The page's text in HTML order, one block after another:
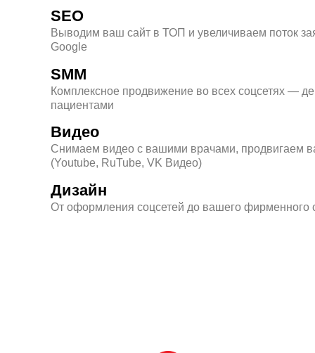
SEO
Выводим ваш сайт в ТОП и увеличиваем поток
Google
SMM
Комплексное продвижение во всех соцсетях —
пациентами
Видео
Снимаем видео с вашими врачами, продвигаем
(Youtube, RuTube, VK Видео)
Дизайн
От оформления соцсетей до вашего фирменного